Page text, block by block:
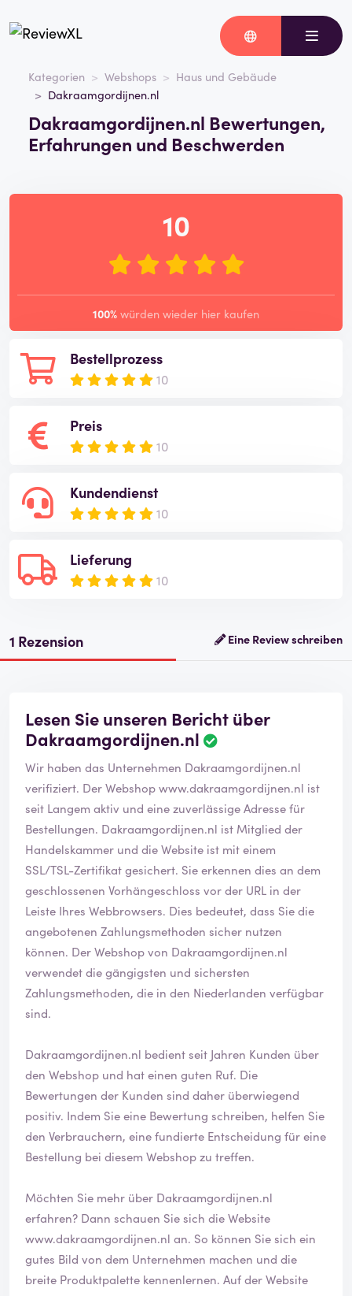
Kategorien Webshops
Haus und Gebäude
Dakraamgordijnen.nl
Dakraamgordijnen.nl Bewertungen,
Erfahrungen und Beschwerden
Bestellprozess
10
Preis
10
Kundendienst
10
Lieferung
10
10
100% würden wieder hier kaufen
1 Rezension Eine Review schreiben
Lesen Sie unseren Bericht über
Dakraamgordijnen.nl
Wir haben das Unternehmen Dakraamgordijnen.nl
verifiziert. Der Webshopwww.dakraamgordijnen.nl ist
seit Langem aktiv und eine zuverlässige Adresse für
Bestellungen. Dakraamgordijnen.nl ist Mitglied der
Handelskammer und die Website ist mit einem
SSL/TSL-Zertifikat gesichert. Sie erkennen dies an dem
geschlossenen Vorhängeschloss vor der URL in der
Leiste Ihres Webbrowsers. Dies bedeutet, dass Sie die
angebotenen Zahlungsmethoden sicher nutzen
können. Der Webshop von Dakraamgordijnen.nl
verwendet die gängigsten und sichersten
Zahlungsmethoden, die in den Niederlanden verfügbar
sind.
Dakraamgordijnen.nl bedient seit Jahren Kunden über
den Webshop und hat einen guten Ruf. Die
Bewertungen der Kunden sind daher überwiegend
positiv. Indem Sie eine Bewertung schreiben, helfen Sie
den Verbrauchern, eine fundierte Entscheidung für eine
Bestellung bei diesem Webshop zu treffen.
Möchten Sie mehr über Dakraamgordijnen.nl
erfahren? Dann schauen Sie sich die Website
www.dakraamgordijnen.nl an. So können Sie sich ein
gutes Bild von dem Unternehmen machen und die
breite Produktpalette kennenlernen. Auf der Website